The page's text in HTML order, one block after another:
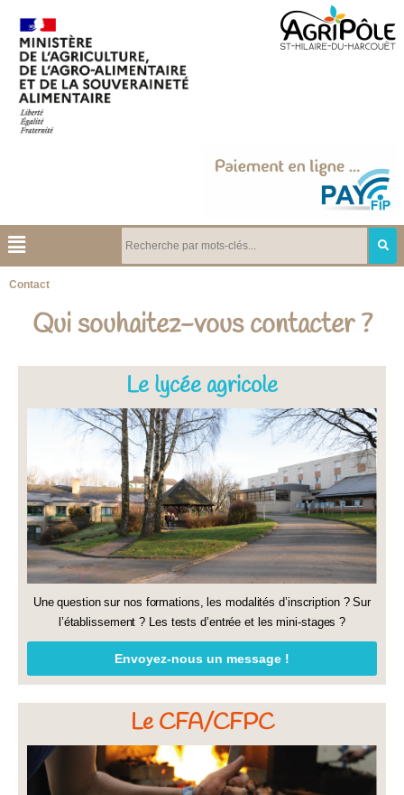
Contact
Qui souhaitez-vous contacter ?
Le lycée agricole
Une question sur nos formations, les modalités d’inscription ? Sur
l’établissement ? Les tests d’entrée et les mini-stages ?
Envoyez-nous un message !
Le CFA/CFPC